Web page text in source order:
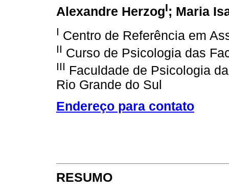
Alexandre HerzogI; Maria
I Centro de Referência em
II Curso de Psicologia das
III Faculdade de Psicologia
Rio Grande do Sul
Endereço para contato
RESUMO